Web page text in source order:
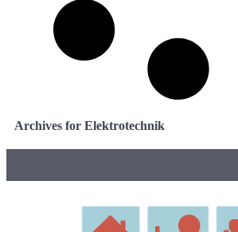
Archives for Elektrotechnik